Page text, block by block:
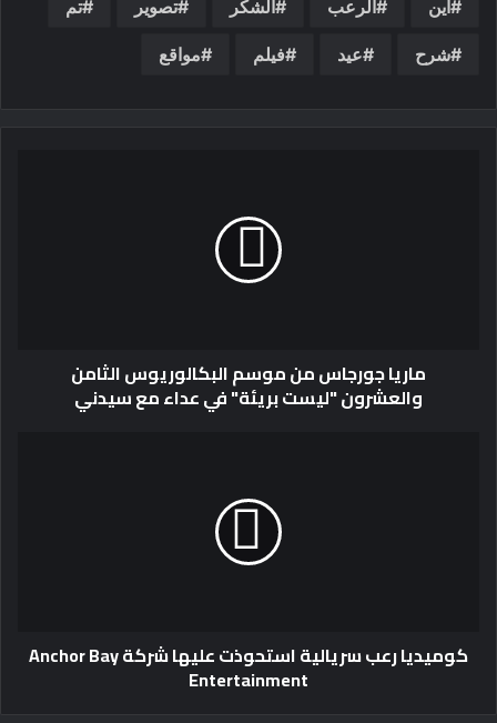
أين الرعب الشكر تصوير تم
شرح عيد فيلم مواقع
ماريا جورجاس من موسم البكالوريوس الثامن
والعشرون "ليست بريئة" في عداء مع سيدني
كوميديا ​​رعب سريالية استحوذت عليها شركة Anchor Bay
Entertainment